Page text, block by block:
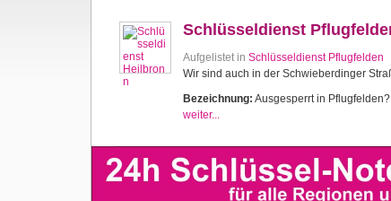
Schlüsseldienst
Aufgelistet in Schlüsseldienst Pflugfelden
Wir sind auch in der Schwieberdinger
Bezeichnung: Ausgesperrt in
weiter...